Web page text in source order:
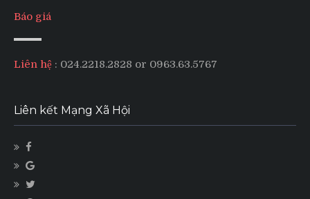
Báo giá
Liên hệ : 024.2218.2828 or 0963.63.5767
Liên kết Mạng Xã Hội